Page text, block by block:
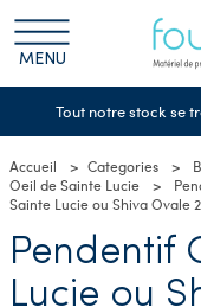
MENU
Tout notre stock se
Accueil Categories
Oeil de Sainte Lucie
Sainte Lucie ou Shiva Ovale
Pendentif
Lucie ou